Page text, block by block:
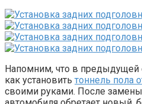
Напомним, что в предыдущей
как установить тоннель пола
своими руками. После